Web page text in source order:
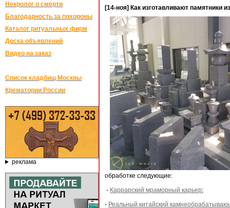
Некролог о смерти
Благодарность за похороны
Каталог ритуальных фирм
Доска объявлений
Видео на заказ
Список кладбищ Москвы
Крематории России
реклама
[14-ноя] Как изготавливают памятники
обработке следующие:
- Каррарский мраморный карьер;
- Реальный китайский